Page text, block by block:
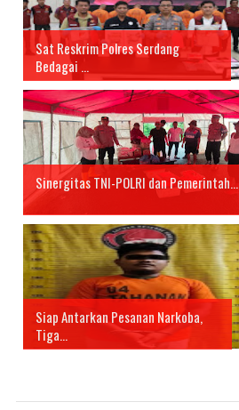
Sat Reskrim Polres Serdang
Bedagai ...
Sinergitas TNI-POLRI dan Pemerintah...
Siap Antarkan Pesanan Narkoba,
Tiga...